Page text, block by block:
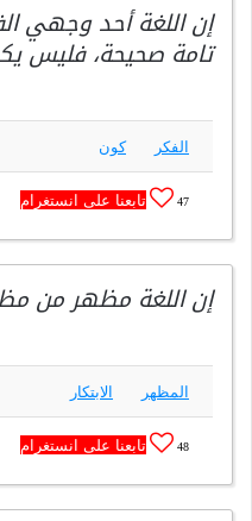
إن اللغة أحد وجهي
تامة صحيحة، فليس
الفكر كون
47 تابعنا على انستغرام
إن اللغة مظهر من
المظهر الابتكار
48 تابعنا على انستغرام